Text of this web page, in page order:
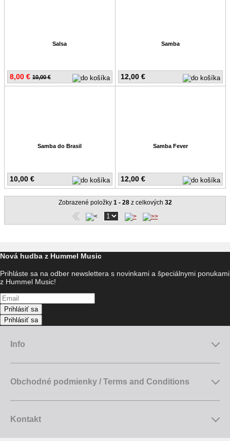
8,00 € 10,00 €
Salsa
12,00 €
Samba
10,00 €
Samba do Brasil
12,00 €
Samba Fever
Zobrazené položky 1 - 28z celkových 32
Nová hudba z Hummel Music
Prihláste sa na odber newslettera s novinkami a špeciálnymi ponukami
z Hummel Music!
Prihlásiť sa
Prihlásiť sa
Info
Obchodné podmienky / Terms and Conditions
Kontakt